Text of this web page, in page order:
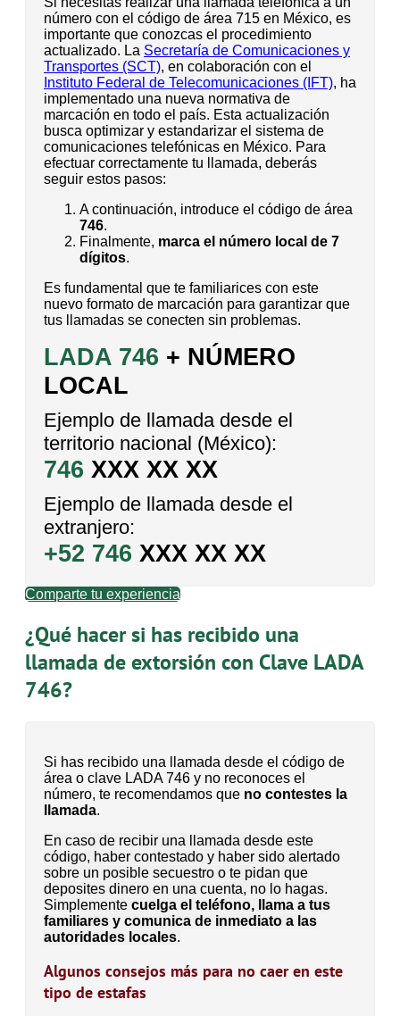
número con el código de área 715 en México, es
importante que conozcas el procedimiento
actualizado. La Secretaría de Comunicaciones y
Transportes (SCT), en colaboración con el
Instituto Federal de Telecomunicaciones (IFT), ha
implementado una nueva normativa de
marcación en todo el país. Esta actualización
busca optimizar y estandarizar el sistema de
comunicaciones telefónicas en México. Para
efectuar correctamente tu llamada, deberás
seguir estos pasos:
A continuación, introduce el código de área
746.
Finalmente, marca el número local de 7
dígitos.
Es fundamental que te familiarices con este
nuevo formato de marcación para garantizar que
tus llamadas se conecten sin problemas.
LADA 746 + NÚMERO
LOCAL
Ejemplo de llamada desde el
territorio nacional (México):
746 XXX XX XX
Ejemplo de llamada desde el
extranjero:
+52 746 XXX XX XX
Comparte tu experiencia
¿Qué hacer si has recibido una
llamada de extorsión con Clave LADA
746?
Si has recibido una llamada desde el código de
área o clave LADA 746 y no reconoces el
número, te recomendamos que no contestes la
llamada.
En caso de recibir una llamada desde este
código, haber contestado y haber sido alertado
sobre un posible secuestro o te pidan que
deposites dinero en una cuenta, no lo hagas.
Simplemente cuelga el teléfono, llama a tus
familiares y comunica de inmediato a las
autoridades locales.
Algunos consejos más para no caer en este
tipo de estafas